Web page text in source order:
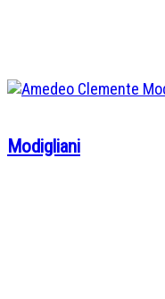
Modigliani